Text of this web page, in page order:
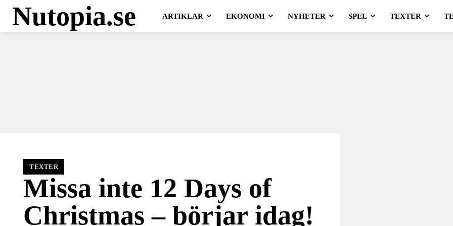
Nutopia.se ARTIKLAR EKONOMI NYHETER SPEL TEXTER
TEXTER
Missa inte 12 Days of
Christmas – börjar idag!